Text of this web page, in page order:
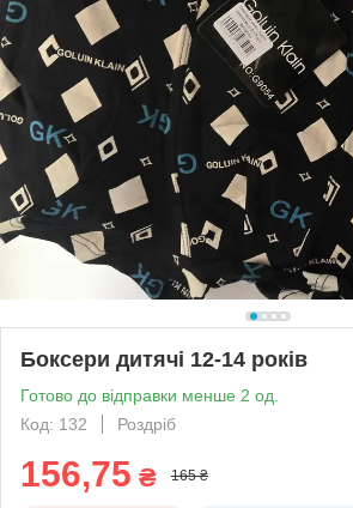
Боксери дитячі 12-14 років
Готово до відправки менше 2 од.
Код: 132
Роздріб
156,75 ₴ 165 ₴